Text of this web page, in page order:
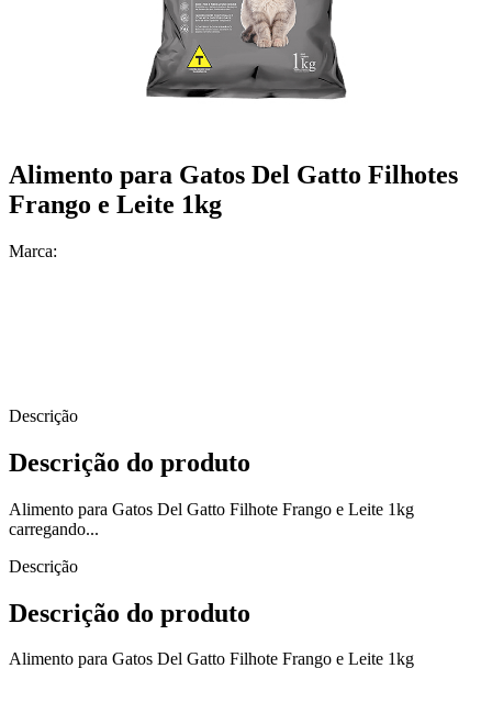
Alimento para Gatos Del Gatto Filhotes
Frango e Leite 1kg
Marca:
Descrição
Descrição do produto
Alimento para Gatos Del Gatto Filhote Frango e Leite 1kg
carregando...
Descrição
Descrição do produto
Alimento para Gatos Del Gatto Filhote Frango e Leite 1kg